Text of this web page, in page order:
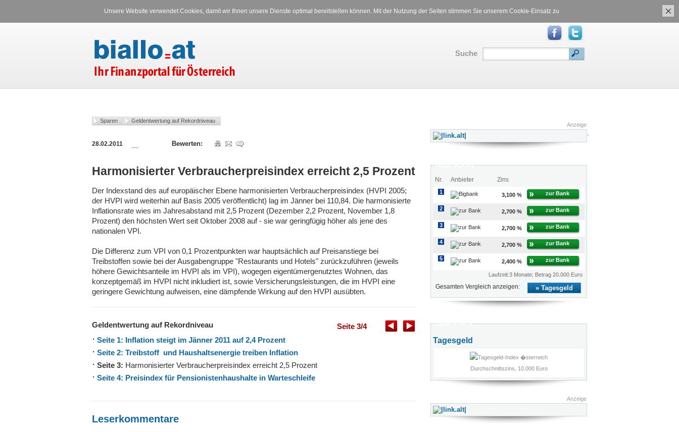
Unsere Website verwendet Cookies, damit wir Ihnen unsere Dienste optimal bereitstellen können. Mit der Nutzung der Seiten stimmen Sie unserem Cookie-Einsatz zu
Suche
Sparen Geldentwertung auf Rekordniveau
28.02.2011
Harmonisierter Verbraucherpreisindex erreicht 2,5 Prozent
Der Indexstand des auf europäischer Ebene harmonisierten Verbraucherpreisindex (HVPI 2005;
der HVPI wird weiterhin auf Basis 2005 veröffentlicht) lag im Jänner bei 110,84. Die harmonisierte
Inflationsrate wies im Jahresabstand mit 2,5 Prozent (Dezember 2,2 Prozent, November 1,8
Prozent) den höchsten Wert seit Oktober 2008 auf - sie war geringfügig höher als jene des
nationalen VPI.
Die Differenz zum VPI von 0,1 Prozentpunkten war hauptsächlich auf Preisanstiege bei
Treibstoffen sowie bei der Ausgabengruppe "Restaurants und Hotels" zurückzuführen (jeweils
höhere Gewichtsanteile im HVPI als im VPI), wogegen eigentümergenutztes Wohnen, das
konzeptgemäß im HVPI nicht inkludiert ist, sowie Versicherungsleistungen, die im HVPI eine
geringere Gewichtung aufweisen, eine dämpfende Wirkung auf den HVPI ausübten.
Seite 3/4
Geldentwertung auf Rekordniveau
Seite 1: Inflation steigt im Jänner 2011 auf 2,4 Prozent
Seite 2: Treibstoff und Haushaltsenergie treiben Inflation
Seite 3: Harmonisierter Verbraucherpreisindex erreicht 2,5 Prozent
Seite 4: Preisindex für Pensionistenhaushalte in Warteschleife
Leserkommentare
Anzeige
Tagesgeld
Nr. Anbieter Zins
1 3,100 % zur Bank
2 2,700 % zur Bank
3 2,700 % zur Bank
4 2,700 % zur Bank
5 2,400 % zur Bank
Laufzeit:3 Monate; Betrag 20.000 Euro
Gesamten Vergleich anzeigen: Tagesgeld
Sparindex
Tagesgeld
Durchschnittszins, 10.000 Euro
Anzeige
.